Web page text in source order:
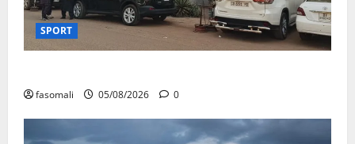
SPORT
fasomali 05/08/2026 0